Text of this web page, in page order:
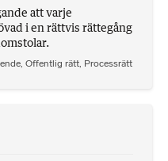
att varje
i en rättvis rättegång
, Offentlig rätt, Processrätt